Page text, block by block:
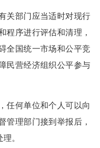
部门应当适时对现行
程序进行评估和清理，
全国统一市场和公平竞
民营经济组织公平参与
何单位和个人可以向
管理部门接到举报后，
。